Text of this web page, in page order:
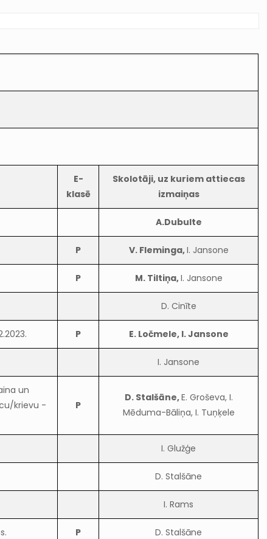
E-
klasē
Skolotāji, uz kuriem attiecas
izmaiņas
A.Dubulte
P V. Fleminga,I. Jansone
P M. Tiltiņa,I. Jansone
D. Cinīte
P E. Ločmele, I. Jansone
I. Jansone
un
krievu -
P
D. Stalšāne,E. Groševa, I.
Mēduma-Bāliņa, I. Tuņķele
I. Glužģe
D. Stalšāne
I. Rams
P D. Stalšāne